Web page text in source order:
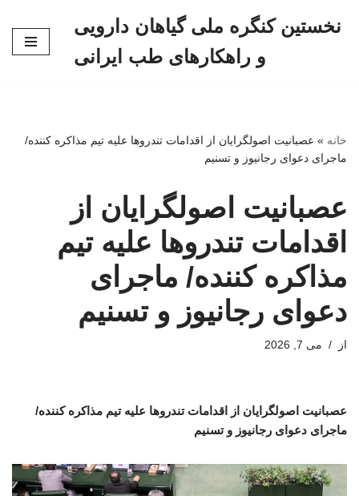
نخستین کنگره ملی گیاهان دارویی
و راهکارهای طب ایرانی
خانه » عصبانیت اصولگرایان از اقدامات تندروها علیه تیم مذاکره کننده/
ماجرای دعوای رجانیوز و تسنیم
عصبانیت اصولگرایان از
اقدامات تندروها علیه تیم
مذاکره کننده/ ماجرای
دعوای رجانیوز و تسنیم
از می 7, 2026
عصبانیت اصولگرایان از اقدامات تندروها علیه تیم مذاکره کننده/
ماجرای دعوای رجانیوز و تسنیم